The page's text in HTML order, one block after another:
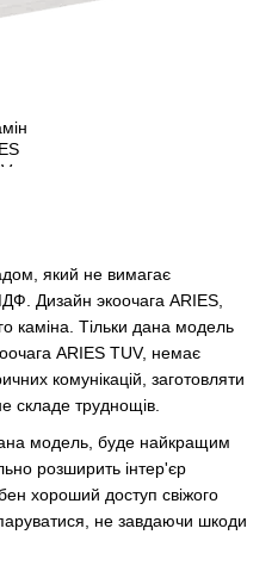
який не вимагає
Дизайн экоочага ARIES,
каміна. Тільки дана модель
ARIES TUV, немає
комунікацій, заготовляти
складе труднощів.
модель, буде найкращим
розширить інтер'єр
хороший доступ свіжого
не завдаючи шкоди